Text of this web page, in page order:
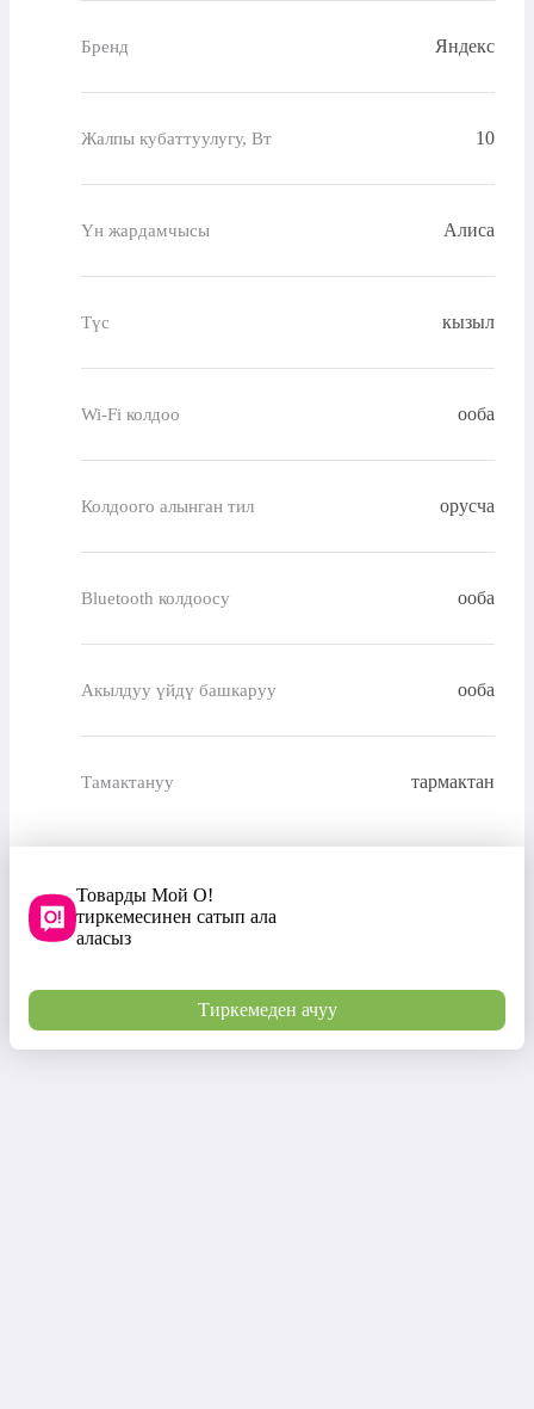
Бренд Яндекс
Жалпы кубаттуулугу, Вт 10
Үн жардамчысы Алиса
Түс кызыл
Wi-Fi колдоо ооба
Колдоого алынган тил орусча
Bluetooth колдоосу ооба
Акылдуу үйдү башкаруу ооба
Тамактануу тармактан
Товарды Мой О!
тиркемесинен сатып ала
аласыз
Тиркемеден ачуу